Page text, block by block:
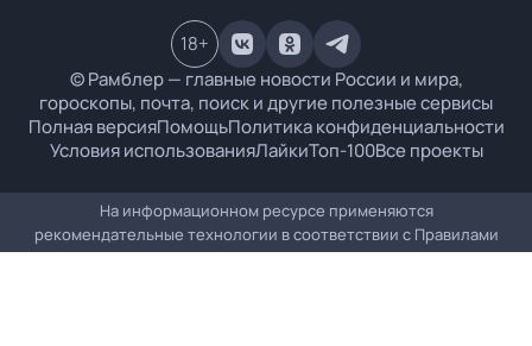
© Рамблер — главные новости России и мира,
гороскопы, почта, поиск и другие полезные сервисы
Полная версияПомощьПолитика конфиденциальности
Условия использованияЛайкиТоп-100Все проекты
18+
На информационном ресурсе применяются
рекомендательные технологии в соответствии с Правилами